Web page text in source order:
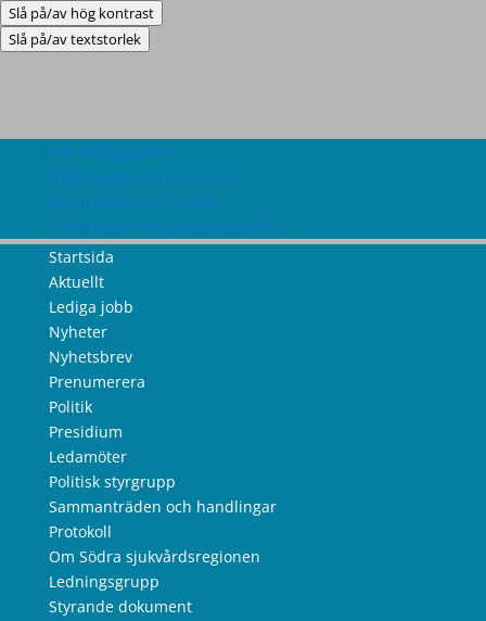
Slå på/av hög kontrast
Slå på/av textstorlek
Om webbplatsen
Tillgänglighetsredogörelse
Information om cookies
Information om personuppgifter
Startsida
Aktuellt
Lediga jobb
Nyheter
Nyhetsbrev
Prenumerera
Politik
Presidium
Ledamöter
Politisk styrgrupp
Sammanträden och handlingar
Protokoll
Om Södra sjukvårdsregionen
Ledningsgrupp
Styrande dokument